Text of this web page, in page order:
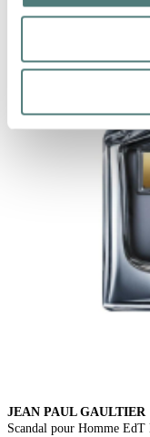
JEAN PAUL GAULTIER
Scandal pour Homme EdT